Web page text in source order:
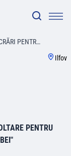
PENTR…
Ilfov
PENTRU